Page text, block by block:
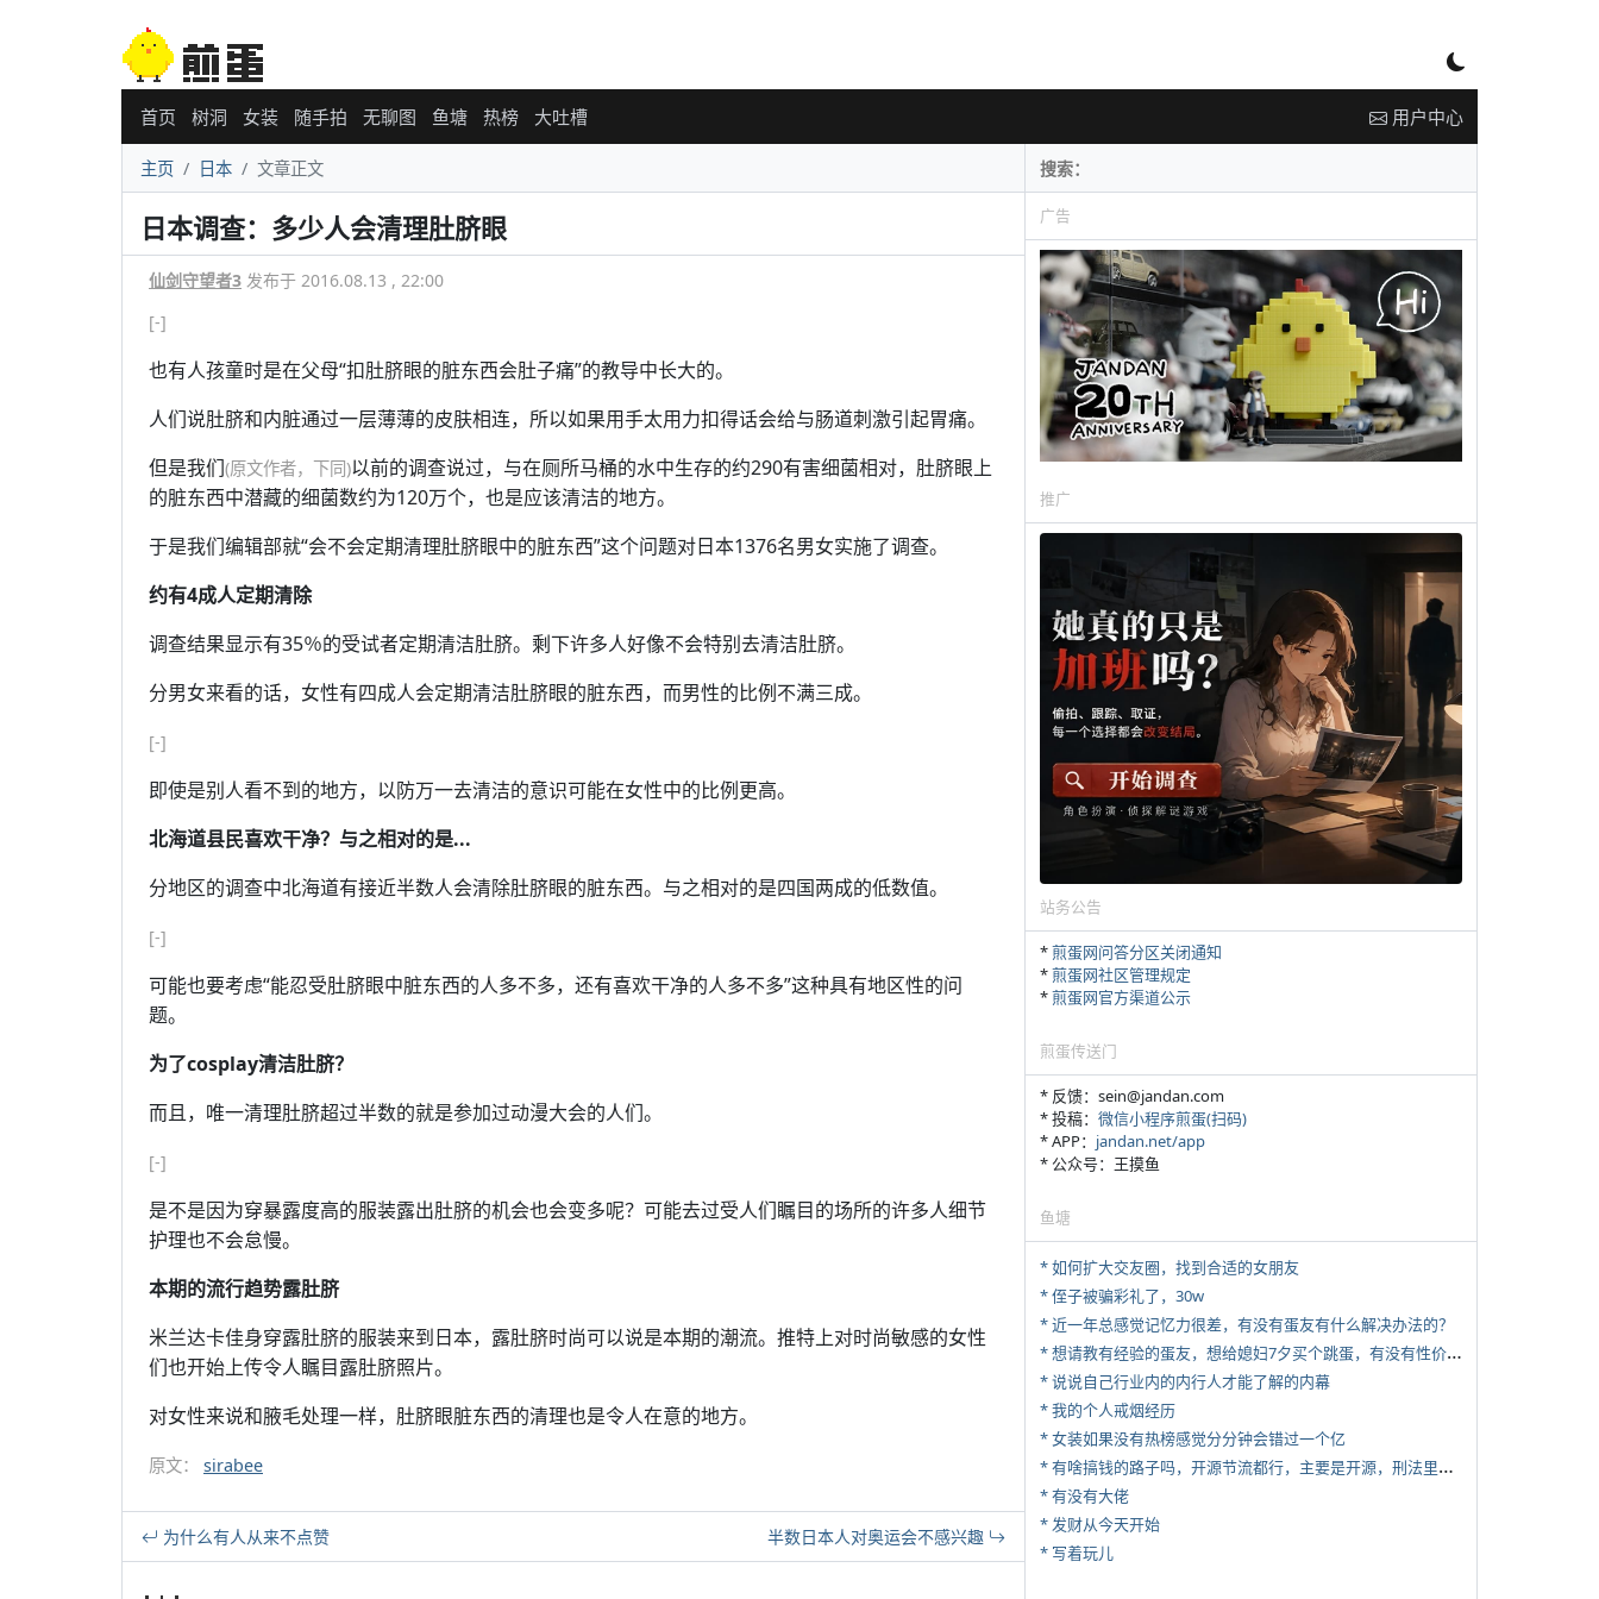
首页 树洞 女装 随手拍 无聊图 鱼塘 热榜 大吐槽 用户中心
主页 日本 文章正文
日本调查：多少人会清理肚脐眼
仙剑守望者3 发布于 2016.08.13 , 22:00
[-]
也有人孩童时是在父母“扣肚脐眼的脏东西会肚子痛”的教导中长大的。
人们说肚脐和内脏通过一层薄薄的皮肤相连，所以如果用手太用力扣得话会给与肠道刺激引起胃痛。
但是我们(原文作者，下同)以前的调查说过，与在厕所马桶的水中生存的约290有害细菌相对，肚脐眼上
的脏东西中潜藏的细菌数约为120万个，也是应该清洁的地方。
于是我们编辑部就“会不会定期清理肚脐眼中的脏东西”这个问题对日本1376名男女实施了调查。
约有4成人定期清除
调查结果显示有35％的受试者定期清洁肚脐。剩下许多人好像不会特别去清洁肚脐。
分男女来看的话，女性有四成人会定期清洁肚脐眼的脏东西，而男性的比例不满三成。
[-]
即使是别人看不到的地方，以防万一去清洁的意识可能在女性中的比例更高。
北海道县民喜欢干净？与之相对的是...
分地区的调查中北海道有接近半数人会清除肚脐眼的脏东西。与之相对的是四国两成的低数值。
[-]
可能也要考虑“能忍受肚脐眼中脏东西的人多不多，还有喜欢干净的人多不多”这种具有地区性的问
题。
为了cosplay清洁肚脐？
而且，唯一清理肚脐超过半数的就是参加过动漫大会的人们。
[-]
是不是因为穿暴露度高的服装露出肚脐的机会也会变多呢？可能去过受人们瞩目的场所的许多人细节
护理也不会怠慢。
本期的流行趋势露肚脐
米兰达卡佳身穿露肚脐的服装来到日本，露肚脐时尚可以说是本期的潮流。推特上对时尚敏感的女性
们也开始上传令人瞩目露肚脐照片。
对女性来说和腋毛处理一样，肚脐眼脏东西的清理也是令人在意的地方。
原文： sirabee
为什么有人从来不点赞 半数日本人对奥运会不感兴趣
广告
推广
站务公告
*煎蛋网问答分区关闭通知
*煎蛋网社区管理规定
*煎蛋网官方渠道公示
煎蛋传送门
* 反馈：sein@jandan.com
* 投稿： 微信小程序煎蛋(扫码)
* APP： jandan.net/app
* 公众号：王摸鱼
鱼塘
* 如何扩大交友圈，找到合适的女朋友
* 侄子被骗彩礼了，30w
* 近一年总感觉记忆力很差，有没有蛋友有什么解决办法的？
*
想请教有经验的蛋友，想给媳妇7夕买个跳蛋，有没有性价比高的推荐
* 说说自己行业内的内行人才能了解的内幕
* 我的个人戒烟经历
* 女装如果没有热榜感觉分分钟会错过一个亿
*
有啥搞钱的路子吗，开源节流都行，主要是开源，刑法里的咱不做
* 有没有大佬
* 发财从今天开始
* 写着玩儿